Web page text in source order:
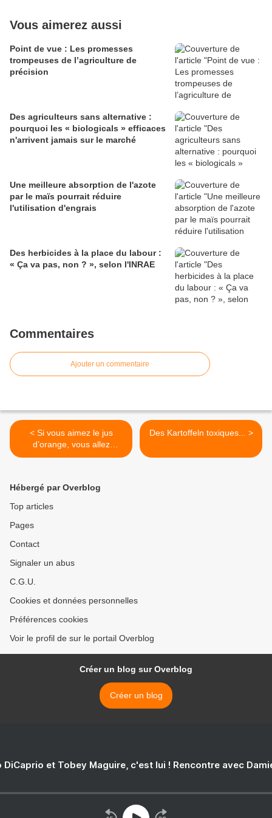
Vous aimerez aussi
Point de vue : Les promesses
trompeuses de l’agriculture de
précision
Des agriculteurs sans alternative :
pourquoi les « biologicals » efficaces
n'arrivent jamais sur le marché
Une meilleure absorption de l'azote
par le maïs pourrait réduire
l'utilisation d'engrais
Des herbicides à la place du labour :
« Ça va pas, non ? », selon l'INRAE
Commentaires
Ajouter un commentaire
< Si vous aimez le jus
d’orange, vous allez
probablement devoir
Des Kartoffeln toxiques... >
Hébergé par Overblog
Top articles
Pages
Contact
Signaler un abus
C.G.U.
Cookies et données personnelles
Préférences cookies
Voir le profil de sur le portail Overblog
Créer un blog sur Overblog
Créer un blog
DiCaprio et Tobey Maguire, c'est lui ! Rencontre avec